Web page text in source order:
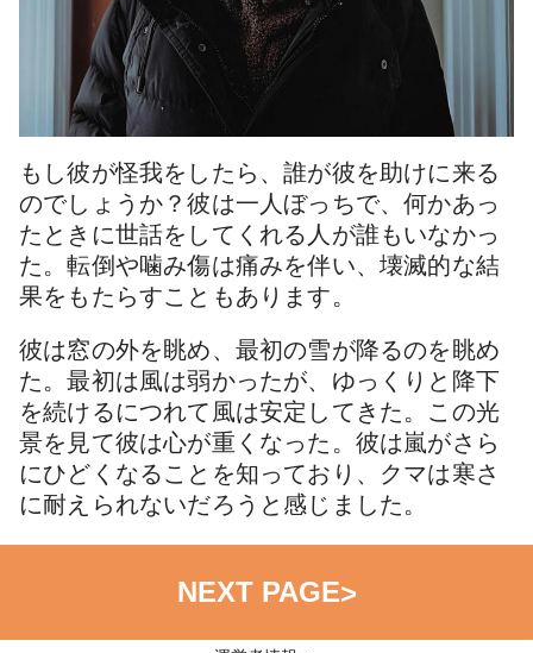
もし彼が怪我をしたら、誰が彼を助けに来る
のでしょうか？彼は一人ぼっちで、何かあっ
たときに世話をしてくれる人が誰もいなかっ
た。転倒や噛み傷は痛みを伴い、壊滅的な結
果をもたらすこともあります。
彼は窓の外を眺め、最初の雪が降るのを眺め
た。最初は風は弱かったが、ゆっくりと降下
を続けるにつれて風は安定してきた。この光
景を見て彼は心が重くなった。彼は嵐がさら
にひどくなることを知っており、クマは寒さ
に耐えられないだろうと感じました。
NEXT PAGE>